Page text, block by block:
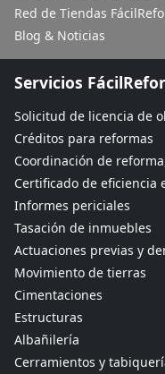
Red de Tiendas
Blog & Noticias
Servicios
Solicitud de licencia de
Créditos para reformas
Coordinación de
Certificado de eficiencia
Informes periciales
Tasación de inmuebles
Actuaciones previas y
Movimiento de tierras
Cimentaciones
Estructuras
Albañilería
Cerramientos y